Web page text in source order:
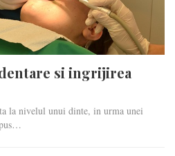
si ingrijirea
la nivelul unui dinte, in urma unei